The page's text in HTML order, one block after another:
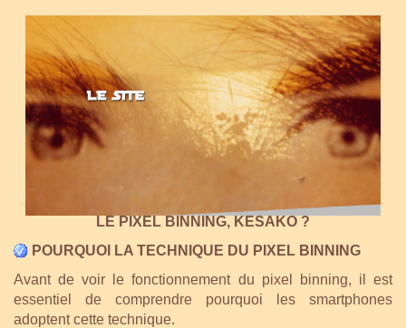
LE PIXEL BINNING, KÉSAKO ?
POURQUOI LA TECHNIQUE DU PIXEL BINNING
Avant de voir le fonctionnement du pixel binning, il est
essentiel de comprendre pourquoi les smartphones
adoptent cette technique.